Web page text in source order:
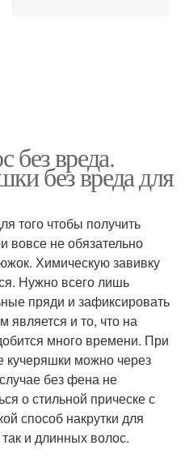
без вреда.
без вреда для
того чтобы получить
вовсе не обязательно
Химическую завивку
Нужно всего лишь
пряди и зафиксировать
и то, что на
много времени. При
кучеряшки можно через
без фена не
о стильной прическе с
способ накрутки для
и длинных волос.